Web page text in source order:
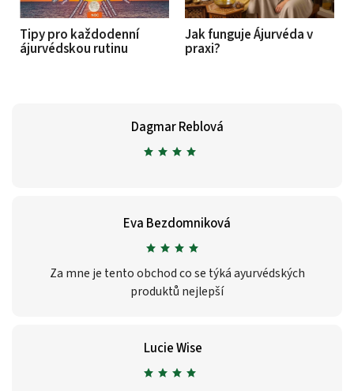
Tipy pro každodenní
ájurvédskou rutinu
Jak funguje Ájurvéda v
praxi?
Dagmar Reblová
Eva Bezdomniková
Za mne je tento obchod co se týká ayurvédských
produktů nejlepší
Lucie Wise